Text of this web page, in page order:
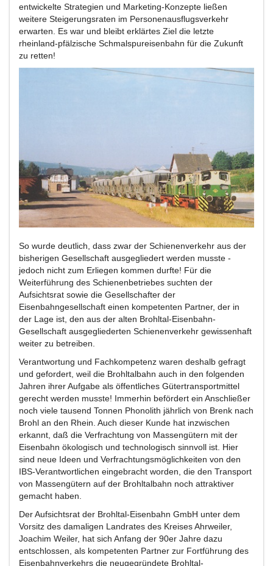
entwickelte Strategien und Marketing-Konzepte ließen
weitere Steigerungsraten im Personenausflugsverkehr
erwarten. Es war und bleibt erklärtes Ziel die letzte
rheinland-pfälzische Schmalspureisenbahn für die Zukunft
zu retten!
So wurde deutlich, dass zwar der Schienenverkehr aus der
bisherigen Gesellschaft ausgegliedert werden musste -
jedoch nicht zum Erliegen kommen durfte! Für die
Weiterführung des Schienenbetriebes suchten der
Aufsichtsrat sowie die Gesellschafter der
Eisenbahngesellschaft einen kompetenten Partner, der in
der Lage ist, den aus der alten Brohltal-Eisenbahn-
Gesellschaft ausgegliederten Schienenverkehr gewissenhaft
weiter zu betreiben.
Verantwortung und Fachkompetenz waren deshalb gefragt
und gefordert, weil die Brohltalbahn auch in den folgenden
Jahren ihrer Aufgabe als öffentliches Gütertransportmittel
gerecht werden musste! Immerhin befördert ein Anschließer
noch viele tausend Tonnen Phonolith jährlich von Brenk nach
Brohl an den Rhein. Auch dieser Kunde hat inzwischen
erkannt, daß die Verfrachtung von Massengütern mit der
Eisenbahn ökologisch und technologisch sinnvoll ist. Hier
sind neue Ideen und Verfrachtungsmöglichkeiten von den
IBS-Verantwortlichen eingebracht worden, die den Transport
von Massengütern auf der Brohltalbahn noch attraktiver
gemacht haben.
Der Aufsichtsrat der Brohltal-Eisenbahn GmbH unter dem
Vorsitz des damaligen Landrates des Kreises Ahrweiler,
Joachim Weiler, hat sich Anfang der 90er Jahre dazu
entschlossen, als kompetenten Partner zur Fortführung des
Eisenbahnverkehrs die neugegründete Brohltal-